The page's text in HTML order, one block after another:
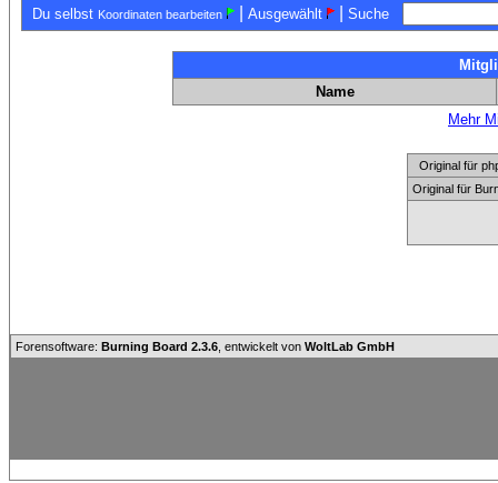
Du selbst Koordinaten bearbeiten | Ausgewählt | Suche
Name
Mehr
Original für
Original für
Forensoftware: Burning Board 2.3.6 , entwickelt von WoltLab GmbH